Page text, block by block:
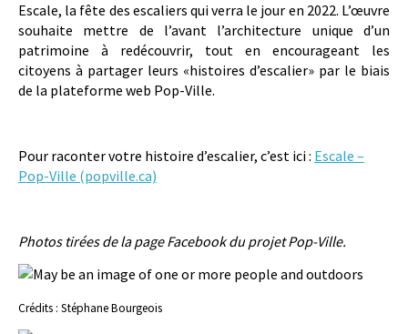
Escale, la fête des escaliers qui verra le jour en 2022. L’œuvre
souhaite mettre de l’avant l’architecture unique d’un
patrimoine à redécouvrir, tout en encourageant les
citoyens à partager leurs «histoires d’escalier» par le biais
de la plateforme web Pop-Ville.
Pour raconter votre histoire d’escalier, c’est ici : Escale –
Pop-Ville (popville.ca)
Photos tirées de la page Facebook du projet Pop-Ville.
Crédits : Stéphane Bourgeois